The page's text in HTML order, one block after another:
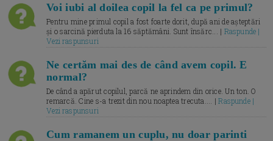
Voi iubi al doilea copil la fel ca pe primul?
Pentru mine primul copil a fost foarte dorit, după ani de așteptări
și o sarcină pierduta la 16 săptămâni. Sunt însărc... | Raspunde |
Vezi raspunsuri
Ne certăm mai des de când avem copil. E
normal?
De când a apărut copilul, parcă ne aprindem din orice. Un ton. O
remarcă. Cine s-a trezit din nou noaptea trecuta.... |Raspunde |
Vezi raspunsuri
Cum ramanem un cuplu, nu doar parinti